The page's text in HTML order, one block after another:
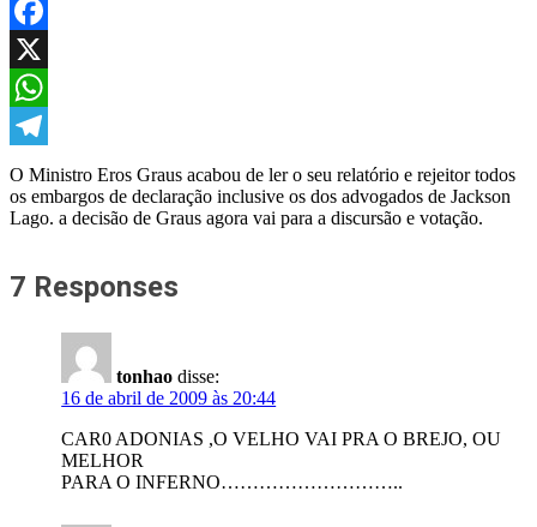
Facebook
X
WhatsApp
Telegram
O Ministro Eros Graus acabou de ler o seu relatório e rejeitor todos
os embargos de declaração inclusive os dos advogados de Jackson
Lago. a decisão de Graus agora vai para a discursão e votação.
7 Responses
tonhao disse:
16 de abril de 2009 às 20:44
CAR0 ADONIAS ,O VELHO VAI PRA O BREJO, OU
MELHOR
PARA O INFERNO………………………..